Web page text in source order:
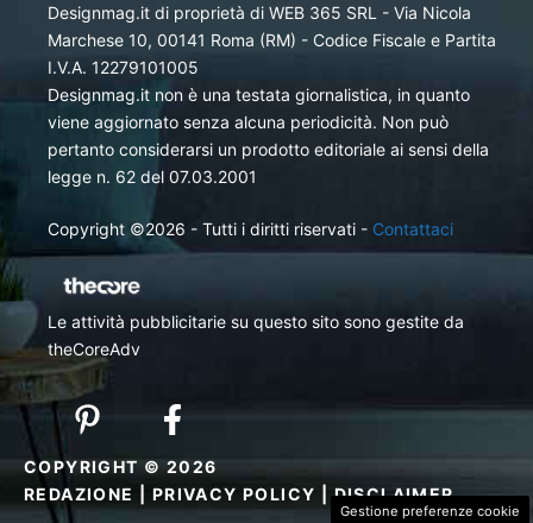
Designmag.it di proprietà di WEB 365 SRL - Via Nicola
Marchese 10, 00141 Roma (RM) - Codice Fiscale e Partita
I.V.A. 12279101005
Designmag.it non è una testata giornalistica, in quanto
viene aggiornato senza alcuna periodicità. Non può
pertanto considerarsi un prodotto editoriale ai sensi della
legge n. 62 del 07.03.2001
Copyright ©2026 - Tutti i diritti riservati - Contattaci
Le attività pubblicitarie su questo sito sono gestite da
theCoreAdv
COPYRIGHT © 2026
REDAZIONE
PRIVACY POLICY |DISCLAIMER
Gestione preferenze cookie